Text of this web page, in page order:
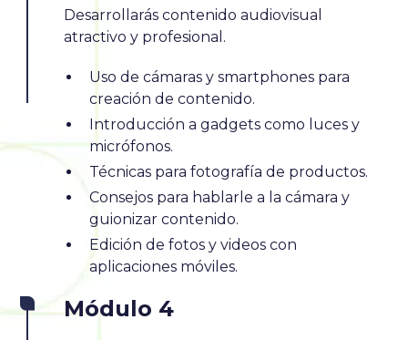
Desarrollarás contenido audiovisual
atractivo y profesional.
Uso de cámaras y smartphones para
creación de contenido.
Introducción a gadgets como luces y
micrófonos.
Técnicas para fotografía de productos.
Consejos para hablarle a la cámara y
guionizar contenido.
Edición de fotos y videos con
aplicaciones móviles.
Módulo 4